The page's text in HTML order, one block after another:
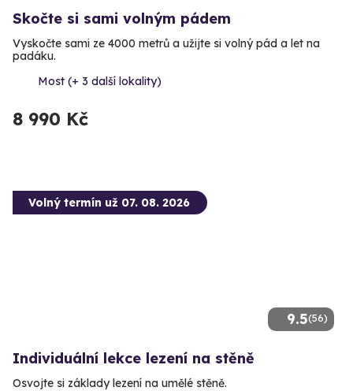
Skočte si sami volným pádem
Vyskočte sami ze 4000 metrů a užijte si volný pád a let na
padáku.
Most (+ 3 další lokality)
8 990 Kč
9.5(56)
Volný termín už 07. 08. 2026
Individuální lekce lezení na stěně
Osvojte si základy lezení na umělé stěně.